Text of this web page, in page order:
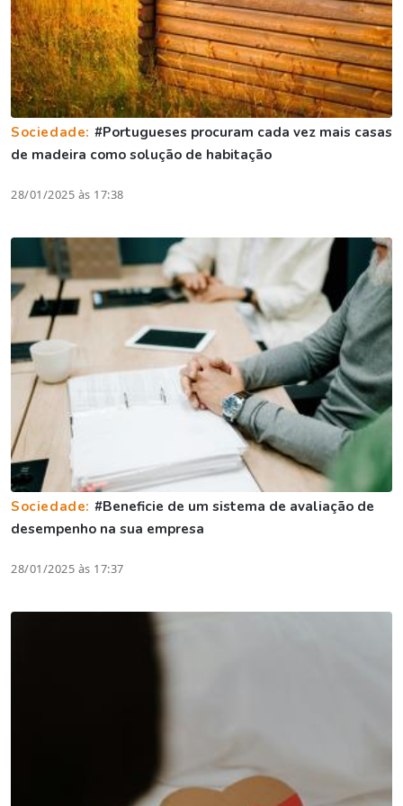
Sociedade: #Portugueses procuram cada vez mais casas
de madeira como solução de habitação
28/01/2025 às 17:38
Sociedade: #Beneficie de um sistema de avaliação de
desempenho na sua empresa
28/01/2025 às 17:37